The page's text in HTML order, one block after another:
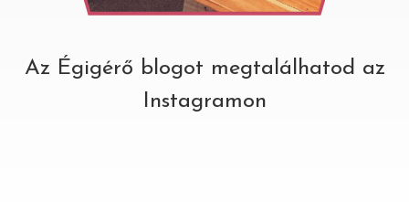
Az Égigérő blogot megtalálhatod az
Instagramon